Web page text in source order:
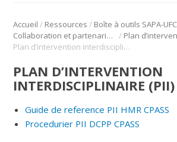
Accueil / Ressources / Boîte à outils SAPA-
Collaboration et partenariat patient
/
Plan d’intervention interdisciplinaire (PII)
PLAN D’INTERVENTION
INTERDISCIPLINAIRE (PII)
Guide de reference PII HMR CPASS
Procedurier PII DCPP CPASS